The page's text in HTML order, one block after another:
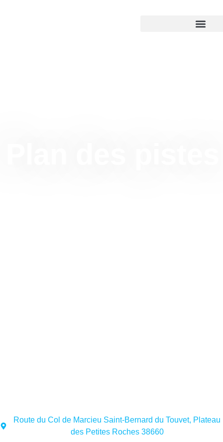
Route du Col de Marcieu Saint-Bernard du Touvet, Plateau
des Petites Roches 38660